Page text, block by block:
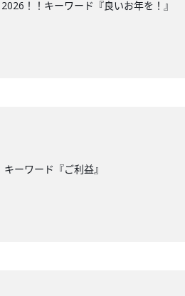
！！キーワード『良いお年を！』
ーワード『ご利益』